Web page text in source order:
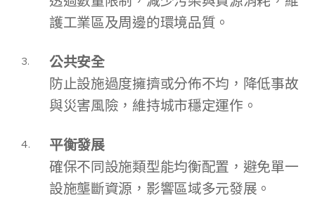
護工業區及周邊的環境品質。
公共安全
防止設施過度擁擠或分佈不均，降低事故
與災害風險，維持城市穩定運作。
平衡發展
確保不同設施類型能均衡配置，避免單一
設施壟斷資源，影響區域多元發展。